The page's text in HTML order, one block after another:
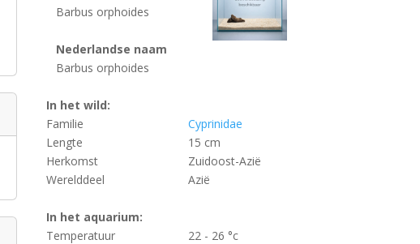
Barbus orphoides
Nederlandse naam
Barbus orphoides
In het wild:
Familie
Cyprinidae
Lengte
15 cm
Herkomst
Zuidoost-Azië
Werelddeel
Azië
In het aquarium:
Temperatuur
22 - 26 °c